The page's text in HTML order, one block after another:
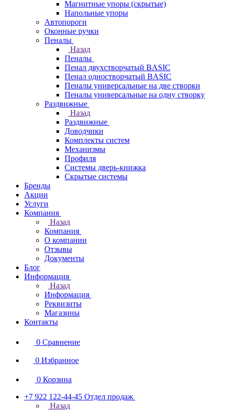
Магнитные упоры (скрытые)
Напольные упоры
Автопороги
Оконные ручки
Пеналы
Назад
Пеналы
Пенал двухстворчатый BASIC
Пенал одностворчатый BASIC
Пеналы универсальные на две створки
Пеналы универсальные на одну створку
Раздвижные
Назад
Раздвижные
Доводчики
Комплекты систем
Механизмы
Профиля
Системы дверь-книжка
Скрытые системы
Бренды
Акции
Услуги
Компания
Назад
Компания
О компании
Отзывы
Документы
Блог
Информация
Назад
Информация
Реквизиты
Магазины
Контакты
0 Сравнение
0 Избранное
0 Корзина
+7 922 122-44-45 Отдел продаж
Назад